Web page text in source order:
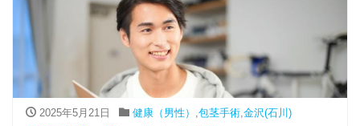
2025年5月21日 健康（男性） ,包茎手術,金沢(石川)